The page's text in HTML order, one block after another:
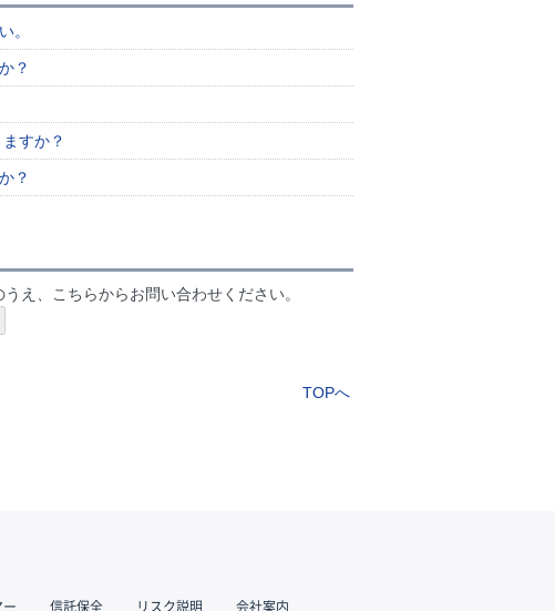
。
？
すか？
？
え、こちらからお問い合わせください。
TOPへ
ー 信託保全 リスク説明 会社案内